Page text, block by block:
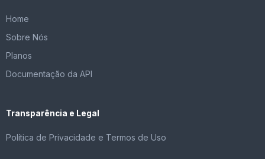
Home
Sobre Nós
Planos
Documentação da API
Transparência e Legal
Política de Privacidade e Termos de Uso